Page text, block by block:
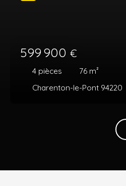
599 900 €
4 pièces 76 m²
Charenton-le-Pont 94220